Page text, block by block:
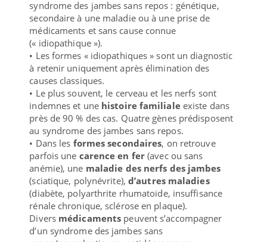
syndrome des jambes sans repos : génétique,
secondaire à une maladie ou à une prise de
médicaments et sans cause connue
(« idiopathique »).
• Les formes « idiopathiques » sont un diagnostic
à retenir uniquement après élimination des
causes classiques.
• Le plus souvent, le cerveau et les nerfs sont
indemnes et une histoire familialeexiste dans
près de 90 % des cas. Quatre gènes prédisposent
au syndrome des jambes sans repos.
• Dans les formes secondaires, on retrouve
parfois une carence en fer (avec ou sans
anémie), une maladie des nerfs des jambes
(sciatique, polynévrite), d’autres maladies
(diabète, polyarthrite rhumatoïde, insuffisance
rénale chronique, sclérose en plaque).
Divers médicaments peuvent s’accompagner
d’un syndrome des jambes sans